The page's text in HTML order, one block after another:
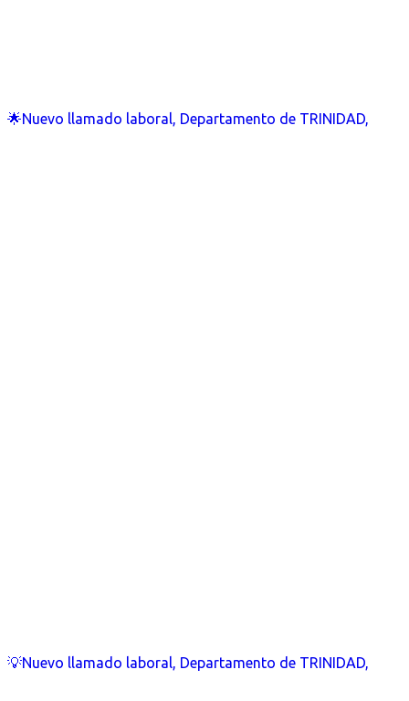
🌟Nuevo llamado laboral, Departamento de TRINIDAD,
💡Nuevo llamado laboral, Departamento de TRINIDAD,